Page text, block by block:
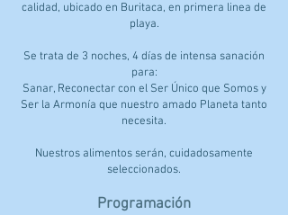
calidad, ubicado en Buritaca, en primera linea de
playa.
Se trata de 3 noches, 4 días de intensa sanación
para:
Sanar, Reconectar con el Ser Único que Somos y
Ser la Armonía que nuestro amado Planeta tanto
necesita.
Nuestros alimentos serán, cuidadosamente
seleccionados.
Programación